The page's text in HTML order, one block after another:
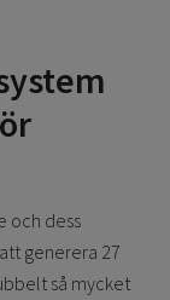
och dess
generera 27
så mycket